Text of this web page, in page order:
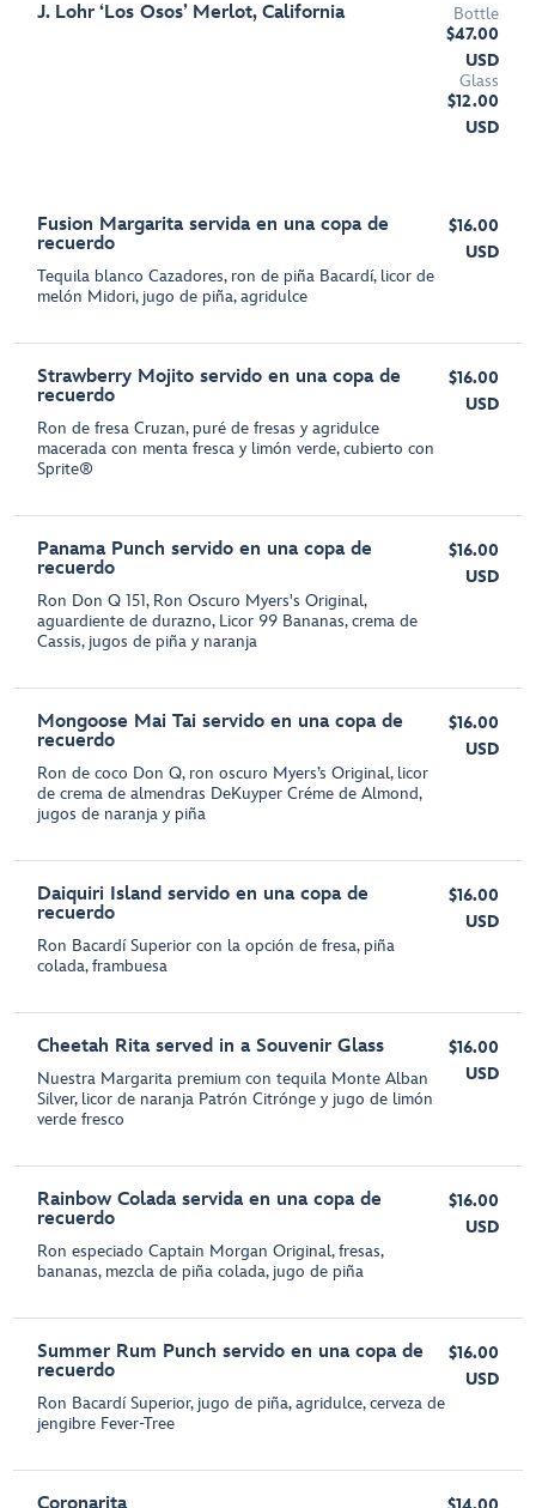
J. Lohr ‘Los Osos’ Merlot, California
Bottle
$47.00
USD
Glass
$12.00
USD
Fusion Margarita servida en una copa de
recuerdo
Tequila blanco Cazadores, ron de piña Bacardí, licor de
melón Midori, jugo de piña, agridulce
$16.00
USD
Strawberry Mojito servido en una copa de
recuerdo
Ron de fresa Cruzan, puré de fresas y agridulce
macerada con menta fresca y limón verde, cubierto con
Sprite®
$16.00
USD
Panama Punch servido en una copa de
recuerdo
Ron Don Q 151, Ron Oscuro Myers's Original,
aguardiente de durazno, Licor 99 Bananas, crema de
Cassis, jugos de piña y naranja
$16.00
USD
Mongoose Mai Tai servido en una copa de
recuerdo
Ron de coco Don Q, ron oscuro Myers’s Original, licor
de crema de almendras DeKuyper Créme de Almond,
jugos de naranja y piña
$16.00
USD
Daiquiri Island servido en una copa de
recuerdo
Ron Bacardí Superior con la opción de fresa, piña
colada, frambuesa
$16.00
USD
Cheetah Rita served in a Souvenir Glass
Nuestra Margarita premium con tequila Monte Alban
Silver, licor de naranja Patrón Citrónge y jugo de limón
verde fresco
$16.00
USD
Rainbow Colada servida en una copa de
recuerdo
Ron especiado Captain Morgan Original, fresas,
bananas, mezcla de piña colada, jugo de piña
$16.00
USD
Summer Rum Punch servido en una copa de
recuerdo
Ron Bacardí Superior, jugo de piña, agridulce, cerveza de
jengibre Fever-Tree
$16.00
USD